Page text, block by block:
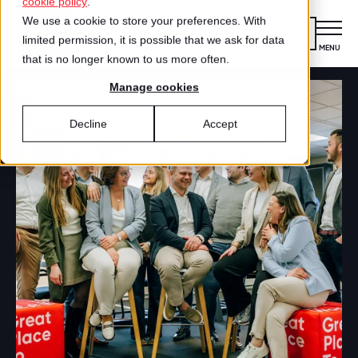
We use a cookie to store your preferences. With
limited permission, it is possible that we ask for data
that is no longer known to us more often.
Manage cookies
Accept
Decline
Kennismaken
MENU
CLOSE
VOOR ORGANISATIES
Wat is certificering?
Aanmelden voor certificering
VOOR MEDEWERKERS
Gecertificeerde organisaties
TEST
Is jouw organisatie een great place to
work?
Diensten
Medewerkersonderzoek
Certificering
Best Workplaces
Culture Coaching
Best Workplaces™
ZO WERKT HET
Hoe werkt het?
Aanmelden
LIJSTEN
Best Workplaces™ Nederland
Inspiratie
Agenda
Blog
Over ons
Ons verhaal